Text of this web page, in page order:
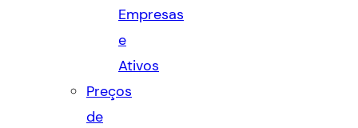
Empresas
e
Ativos
Preços
de